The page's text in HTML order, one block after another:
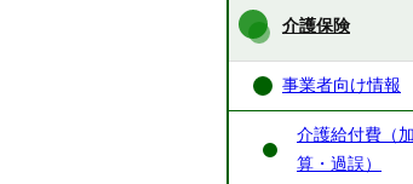
介護保険
事業者向け情報
介護給付費（
算・過誤）